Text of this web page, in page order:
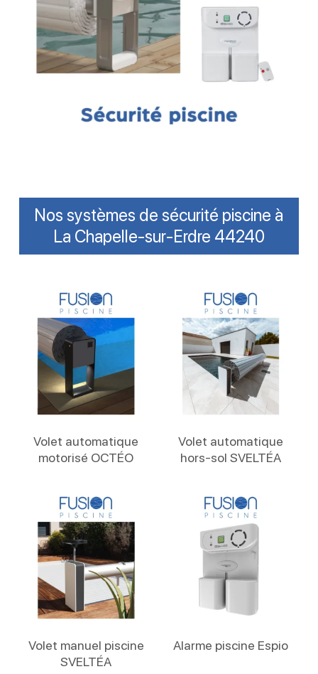
Nos systèmes de sécurité piscine à
La Chapelle-sur-Erdre 44240
Volet automatique
motorisé OCTÉO
Volet automatique
hors-sol SVELTÉA
Volet manuel piscine
SVELTÉA
Alarme piscine Espio